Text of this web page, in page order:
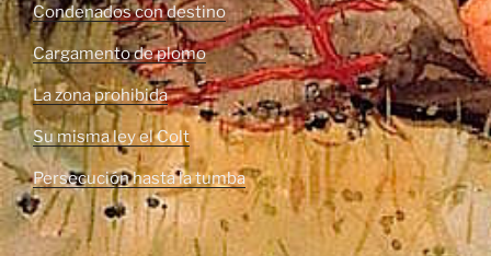
Condenados con destino
Cargamento de plomo
La zona prohibida
Su misma ley el Colt
Persecución hasta la tumba